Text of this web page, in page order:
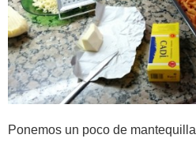
Ponemos un poco de mantequilla